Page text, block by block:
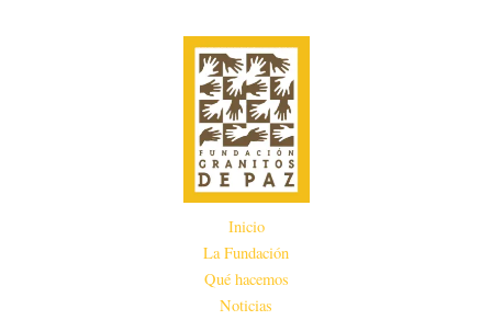
Inicio
La Fundación
Qué hacemos
Noticias